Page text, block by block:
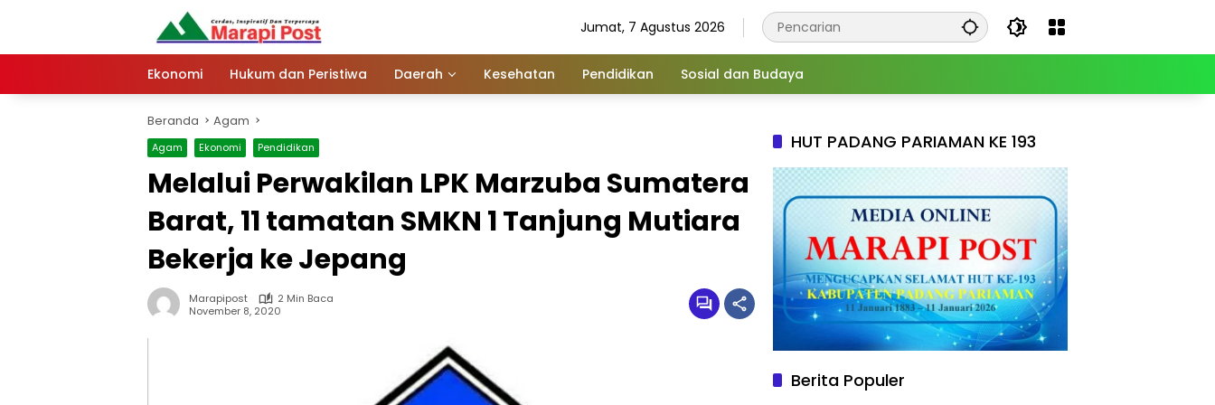
Jumat, 7 Agustus 2026
Ekonomi Hukum dan Peristiwa Daerah Kesehatan Pendidikan Sosial dan Budaya
Beranda Agam
Agam Ekonomi Pendidikan
Melalui Perwakilan LPK Marzuba Sumatera
Barat, 11 tamatan SMKN 1 Tanjung Mutiara
Bekerja ke Jepang
Marapipost
2 Min Baca
November 8, 2020
HUT PADANG PARIAMAN KE 193
Berita Populer